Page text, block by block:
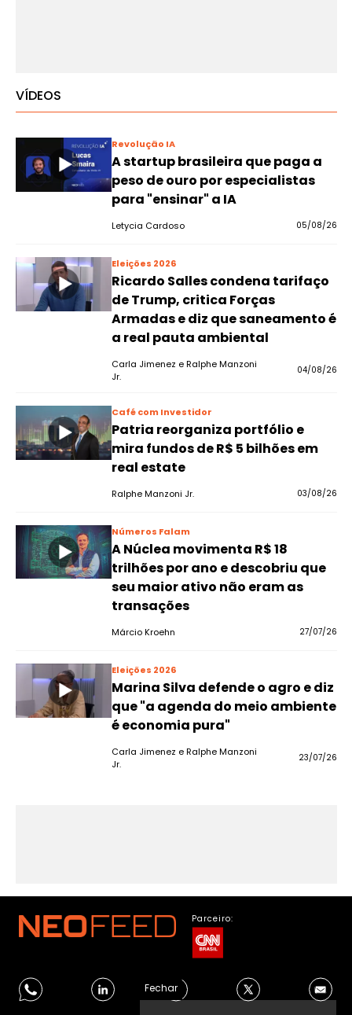
VÍDEOS
Revolução IA
A startup brasileira que paga a
peso de ouro por especialistas
para "ensinar" a IA
Letycia Cardoso 05/08/26
Eleições 2026
Ricardo Salles condena tarifaço
de Trump, critica Forças
Armadas e diz que saneamento é
a real pauta ambiental
Carla Jimenez e Ralphe Manzoni
Jr.
04/08/26
Café com Investidor
Patria reorganiza portfólio e
mira fundos de R$ 5 bilhões em
real estate
Ralphe Manzoni Jr. 03/08/26
Números Falam
A Núclea movimenta R$ 18
trilhões por ano e descobriu que
seu maior ativo não eram as
transações
Márcio Kroehn 27/07/26
Eleições 2026
Marina Silva defende o agro e diz
que "a agenda do meio ambiente
é economia pura"
Carla Jimenez e Ralphe Manzoni
Jr.
23/07/26
Fechar
Parceiro: